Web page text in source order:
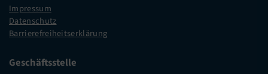
Impressum
Datenschutz
Barrierefreiheitserklärung
Geschäftsstelle